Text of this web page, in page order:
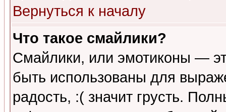
Вернуться к началу
Что такое смайлики?
Смайлики, или эмотиконы —
быть использованы для
радость, :( значит грусть.